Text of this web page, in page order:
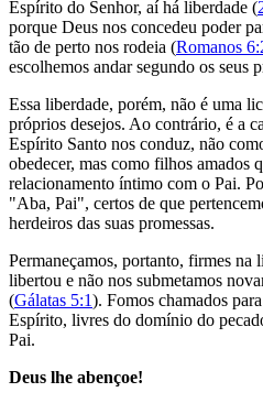
Espírito do Senhor, aí há liberdade (
porque Deus nos concedeu poder
tão de perto nos rodeia (Romanos
escolhemos andar segundo os seus
Essa liberdade, porém, não é uma
próprios desejos. Ao contrário, é a
Espírito Santo nos conduz, não
obedecer, mas como filhos amados
relacionamento íntimo com o Pai.
"Aba, Pai", certos de que
herdeiros das suas promessas.
Permaneçamos, portanto, firmes na
libertou e não nos submetamos
(Gálatas 5:1). Fomos chamados
Espírito, livres do domínio do
Pai.
Deus lhe abençoe!